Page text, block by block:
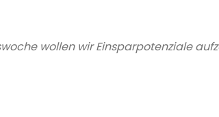
wollen wir Einsparpotenziale